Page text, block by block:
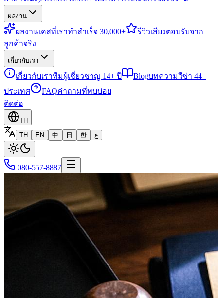
ผลงาน
ผลงานเคสที่เราทำสำเร็จ 30,000+ รีวิวเสียงตอบรับจาก
ลูกค้าจริง
เกี่ยวกับเรา
เกี่ยวกับเราทีมผู้เชี่ยวชาญ 14+ ปี Blogบทความวีซ่า 44+
ประเทศ
FAQคำถามที่พบบ่อย
ติดต่อ
TH
TH
EN 中 日 한 ع
080-557-8887